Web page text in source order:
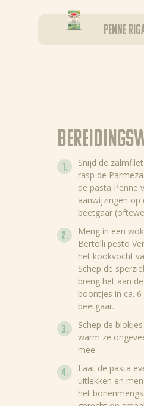
Penne
Snijd de
rasp de
de pasta Penne
aanwijzingen op
beetgaar
Meng in een
Bertolli pesto
het kookvocht
Schep de
breng het aan
boontjes in ca.
beetgaar.
Schep de
warm ze
mee.
Laat de pasta
uitlekken en
het